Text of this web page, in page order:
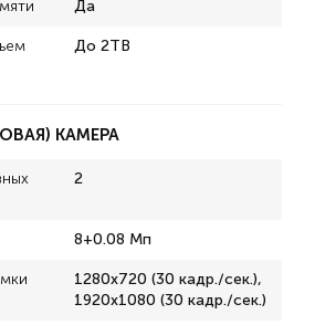
Да
До 2TB
КАМЕРА
2
8+0.08 Мп
1280x720 (30 кадр./сек.),
1920x1080 (30 кадр./сек.)